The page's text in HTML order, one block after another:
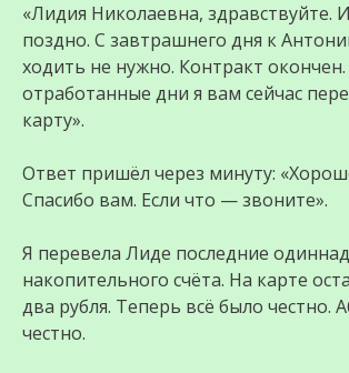
«Лидия Николаевна, здравствуйте.
поздно. С завтрашнего дня к
ходить не нужно. Контракт
отработанные дни я вам сейчас
карту».
Ответ пришёл через минуту:
Спасибо вам. Если что — звоните».
Я перевела Лиде последние
накопительного счёта. На карте
два рубля. Теперь всё было честно.
честно.